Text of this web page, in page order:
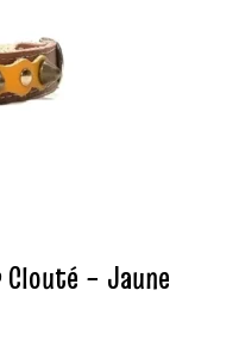
– Jaune